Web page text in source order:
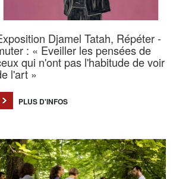
Djamel Tatah, Répéter -
: « Eveiller les pensées de
qui n'ont pas l'habitude de voir
l'art »
PLUS D'INFOS